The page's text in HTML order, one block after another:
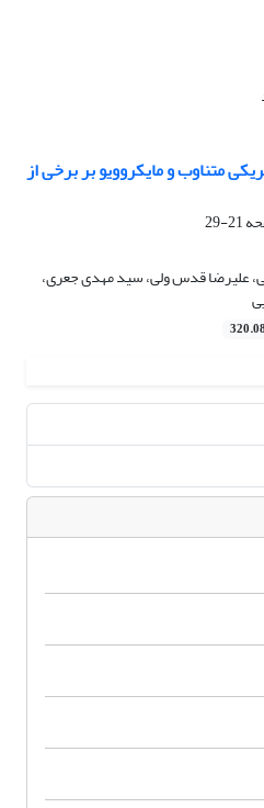
متناوب و مایکروویو بر برخی از
21-29
علیرضا قدس ولی، سید مهدی جعری،